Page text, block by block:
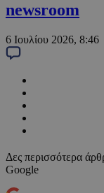
newsroom
6 Ιουλίου 2026, 8:46
Δες περισσότερα
Google